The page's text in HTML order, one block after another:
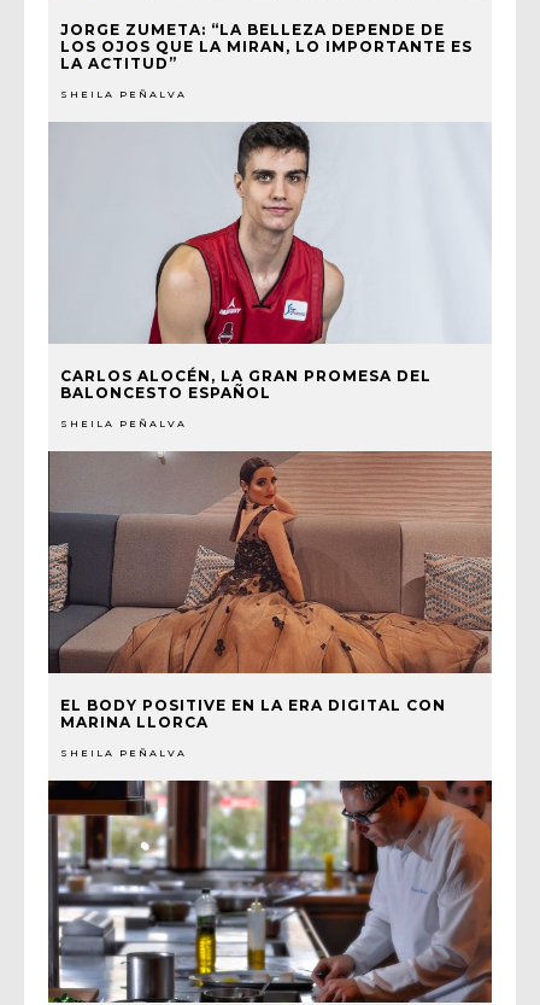
JORGE ZUMETA: “LA BELLEZA DEPENDE DE
LOS OJOS QUE LA MIRAN, LO IMPORTANTE ES
LA ACTITUD”
SHEILA PEÑALVA
CARLOS ALOCÉN, LA GRAN PROMESA DEL
BALONCESTO ESPAÑOL
SHEILA PEÑALVA
EL BODY POSITIVE EN LA ERA DIGITAL CON
MARINA LLORCA
SHEILA PEÑALVA